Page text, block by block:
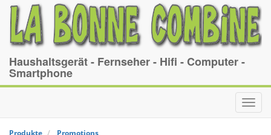
Haushaltsgerät - Fernseher - Hifi - Computer -
Smartphone
Produkte
Promotions